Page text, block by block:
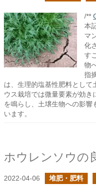
/**
本
マ
化
す
物
指
は、生理的塩基性肥料として
ウス栽培では微量要素が効
を鳴らし、土壌生物への影響
います。
ホウレンソウの
2022-04-06 堆肥・肥料